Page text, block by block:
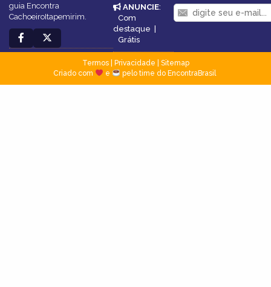
guia Encontra
CachoeiroItapemirim.
ANUNCIE:
Com
destaque |
Grátis
Termos| Privacidade
Sitemap
Criado com
e pelo time do EncontraBrasil